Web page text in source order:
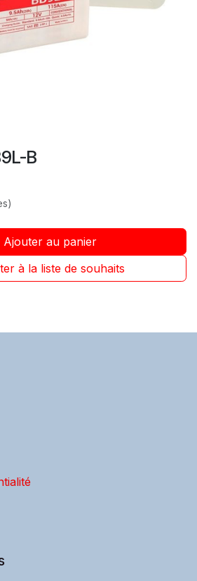
B
Ajouter au panier
à la liste de souhaits